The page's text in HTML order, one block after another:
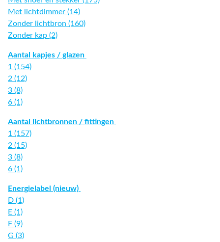
Met lichtdimmer (14)
Zonder lichtbron (160)
Zonder kap (2)
Aantal kapjes / glazen
1 (154)
2 (12)
3 (8)
6 (1)
Aantal lichtbronnen / fittingen
1 (157)
2 (15)
3 (8)
6 (1)
Energielabel (nieuw)
D (1)
E (1)
F (9)
G (3)